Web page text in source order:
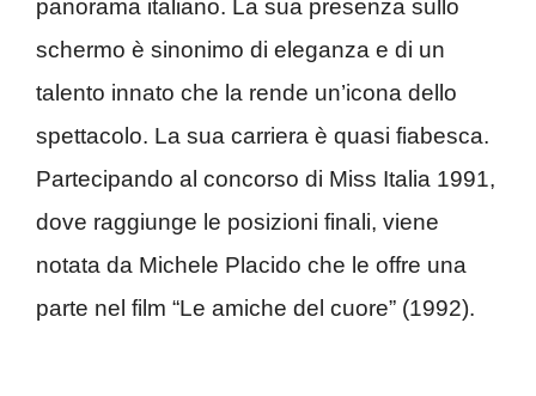
panorama italiano. La sua presenza sullo
schermo è sinonimo di eleganza e di un
talento innato che la rende un’icona dello
spettacolo. La sua carriera è quasi fiabesca.
Partecipando al concorso di Miss Italia 1991,
dove raggiunge le posizioni finali, viene
notata da Michele Placido che le offre una
parte nel film “Le amiche del cuore” (1992).